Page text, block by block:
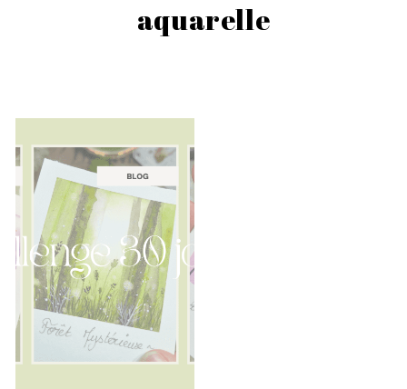
aquarelle